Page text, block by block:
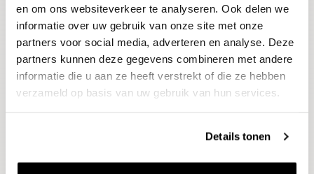
en om ons websiteverkeer te analyseren. Ook delen we
informatie over uw gebruik van onze site met onze
partners voor social media, adverteren en analyse. Deze
partners kunnen deze gegevens combineren met andere
informatie die u aan ze heeft verstrekt of die ze hebben
verzameld op basis van uw gebruik van hun services.
Details tonen
E-mailadres
Aanmelden